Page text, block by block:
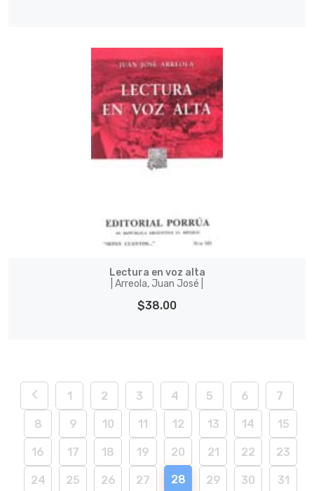
Lectura en voz alta
| Arreola, Juan José |
$38.00
1 2 3 4 5 6 7
8 9 10 11 12 13 14 15
16 17 18 19 20 21 22 23
24 25 26 27 28 29 30 31